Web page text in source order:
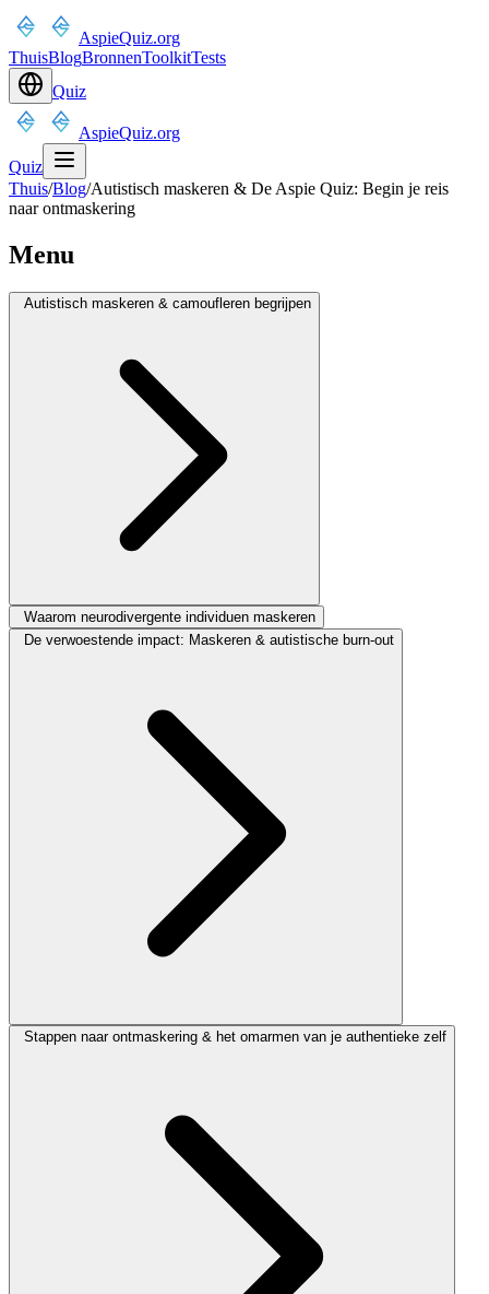
AspieQuiz.org
ThuisBlogBronnenToolkitTests
Quiz
AspieQuiz.org
Quiz
Thuis/Blog/Autistisch maskeren & De Aspie Quiz: Begin je reis
naar ontmaskering
Menu
Autistisch maskeren & camoufleren begrijpen
Waarom neurodivergente individuen maskeren
De verwoestende impact: Maskeren & autistische burn-out
Stappen naar ontmaskering & het omarmen van je authentieke zelf